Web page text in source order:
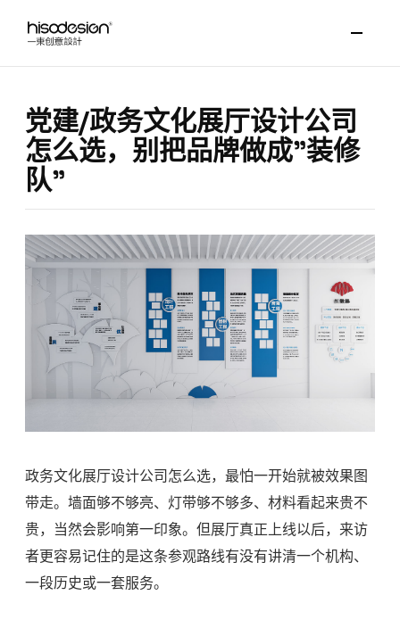
党建/政务文化展厅设计公司
怎么选，别把品牌做成"装修
队"
政务文化展厅设计公司怎么选，最怕一开始就被效果图
带走。墙面够不够亮、灯带够不够多、材料看起来贵不
贵，当然会影响第一印象。但展厅真正上线以后，来访
者更容易记住的是这条参观路线有没有讲清一个机构、
一段历史或一套服务。